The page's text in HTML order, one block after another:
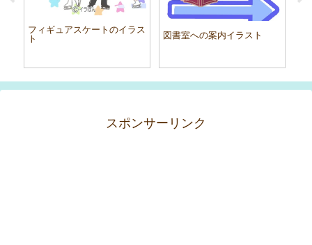
フィギュアスケートのイラス
ト
図書室への案内イラスト
スポンサーリンク